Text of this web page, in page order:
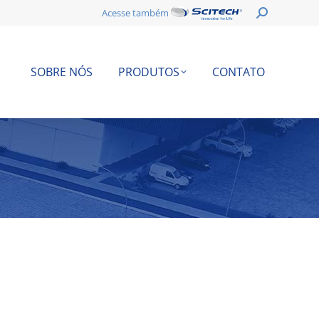
Acesse também Search:
SOBRE NÓS PRODUTOS CONTATO